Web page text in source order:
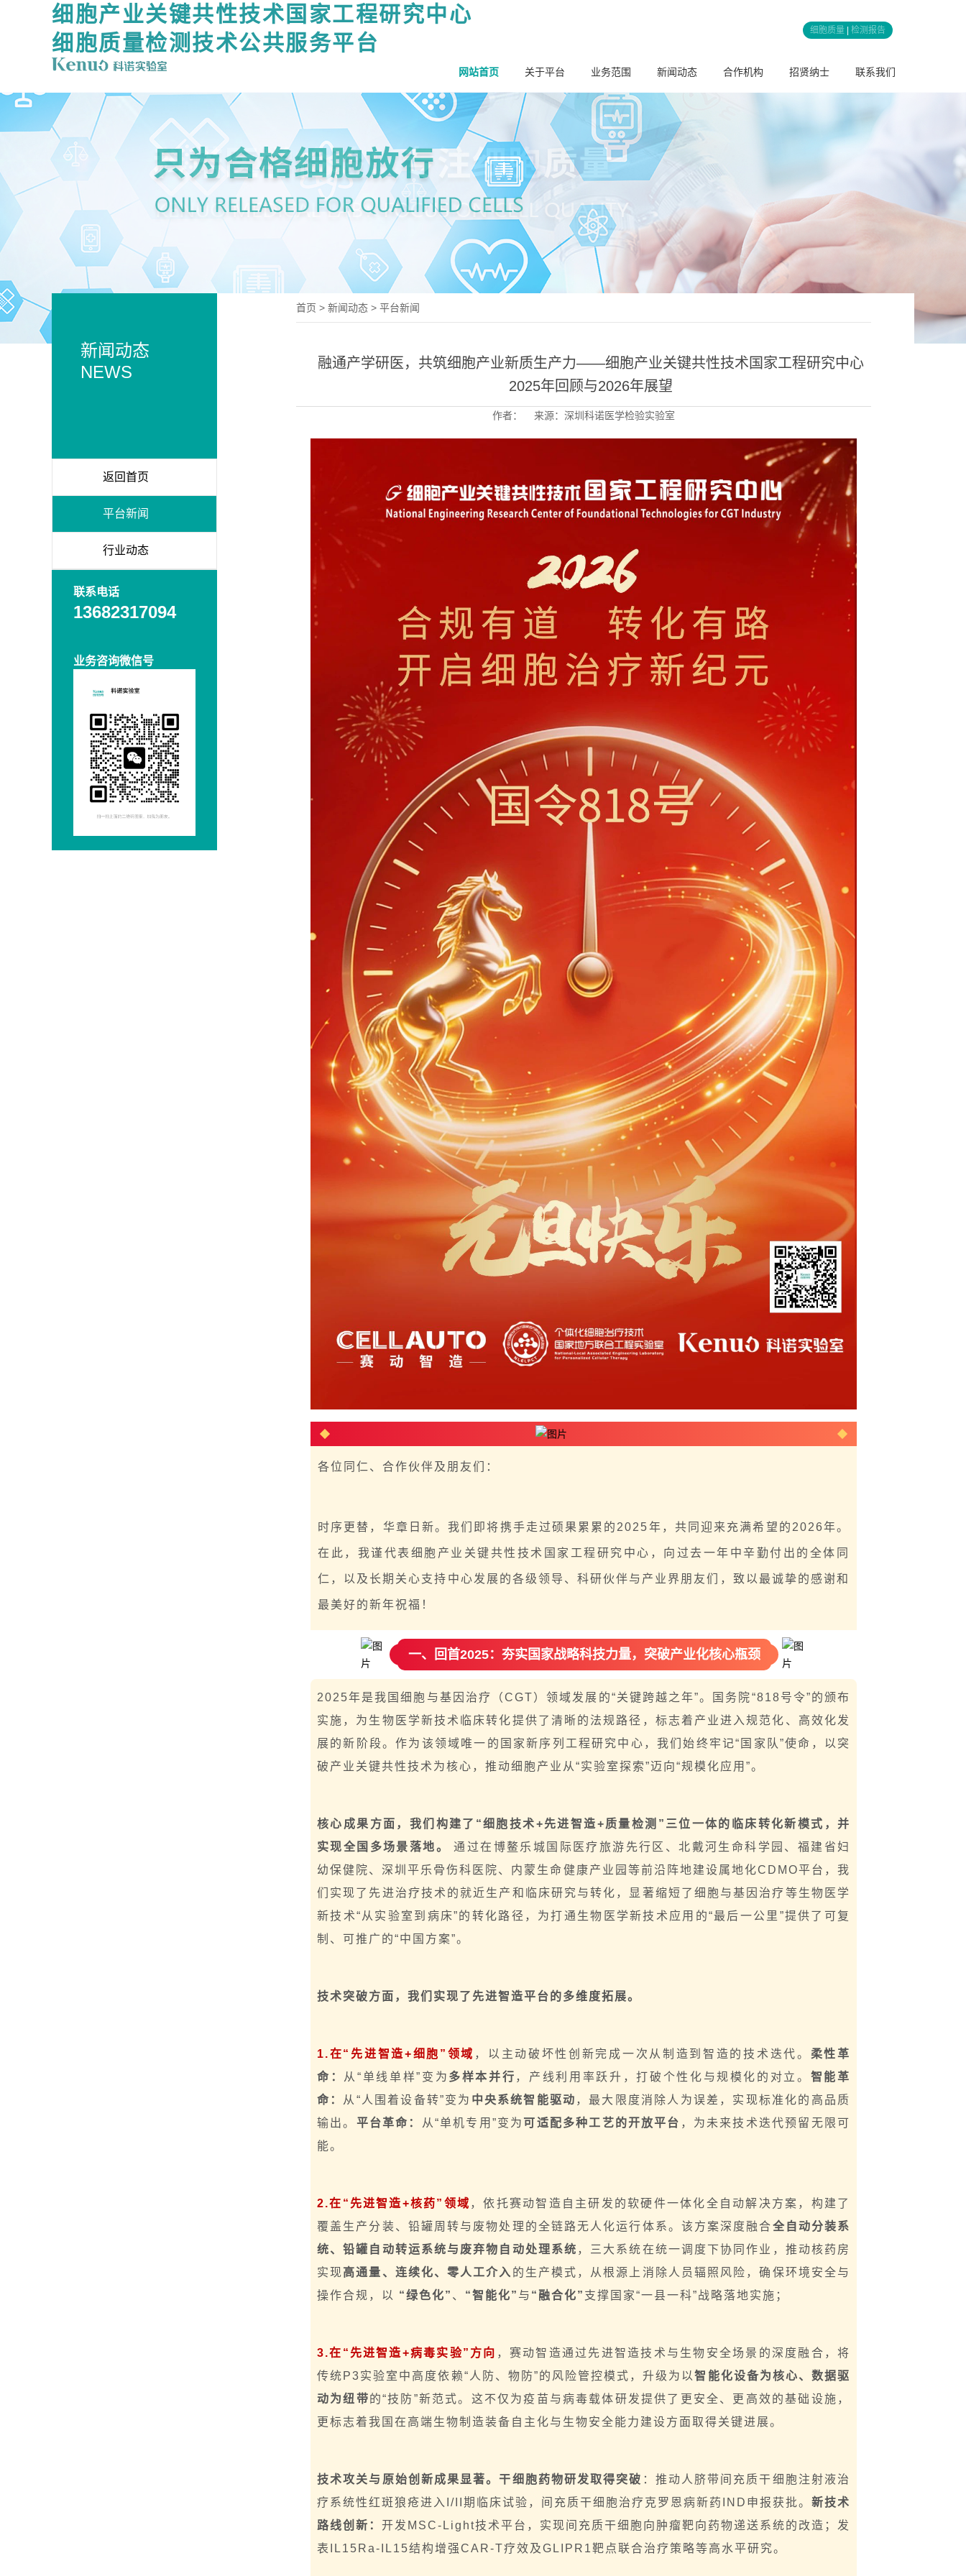
细胞产业关键共性技术国家工程研究中心
细胞质量检测技术公共服务平台
细胞质量 检测报告
网站首页 关于平台 业务范围 新闻动态 合作机构 招贤纳士 联系我们
新闻动态
NEWS
返回首页
平台新闻
行业动态
联系电话
13682317094
业务咨询微信号
首页 > 新闻动态 > 平台新闻
融通产学研医，共筑细胞产业新质生产力​——细胞产业关键共性技术国家工程研究中心
2025年回顾与2026年展望
作者： 来源：深圳科诺医学检验实验室
各位同仁、合作伙伴及朋友们：
时序更替，华章日新。我们即将携手走过硕果累累的2025年，共同迎来充满希望的2026年。
在此，我谨代表细胞产业关键共性技术国家工程研究中心，向过去一年中辛勤付出的全体同
仁，以及长期关心支持中心发展的各级领导、科研伙伴与产业界朋友们，致以最诚挚的感谢和
最美好的新年祝福！
一、回首2025：夯实国家战略科技力量，突破产业化核心瓶颈
2025年是我国细胞与基因治疗（CGT）领域发展的“关键跨越之年”。国务院“818号令”的颁布
实施，为生物医学新技术临床转化提供了清晰的法规路径，标志着产业进入规范化、高效化发
展的新阶段。作为该领域唯一的国家新序列工程研究中心，我们始终牢记“国家队”使命，以突
破产业关键共性技术为核心，推动细胞产业从“实验室探索”迈向“规模化应用”。
核心成果方面，我们构建了“细胞技术+先进智造+质量检测”三位一体的临床转化新模式，并
实现全国多场景落地。
通过在博鳌乐城国际医疗旅游先行区、北戴河生命科学园、福建省妇
幼保健院、深圳平乐骨伤科医院、内蒙生命健康产业园等前沿阵地建设属地化CDMO平台，我
们实现了先进治疗技术的就近生产和临床研究与转化，显著缩短了细胞与基因治疗等生物医学
新技术“从实验室到病床”的转化路径，为打通生物医学新技术应用的“最后一公里”提供了可复
制、可推广的“中国方案”。
技术突破方面，我们实现了先进智造平台的多维度拓展。
1.在“先进智造+细胞” 领域 ，以主动破坏性创新完成一次从制造到智造的技术迭代。 柔性革
命： 从“单线单样”变为 多样本并行 ，产线利用率跃升，打破个性化与规模化的对立。 智能革
命： 从“人围着设备转”变为 中央系统智能驱动 ，最大限度消除人为误差，实现标准化的高品质
输出。 平台革命： 从“单机专用”变为 可适配多种工艺的开放平台 ，为未来技术迭代预留无限可
能。
2.在 “先进智造+核药” 领域 ，依托赛动智造自主研发的软硬件一体化全自动解决方案，构建了
覆盖生产分装、铅罐周转与废物处理的全链路无人化运行体系。该方案深度融合全自动分装系
统、铅罐自动转运系统与废弃物自动处理系统 ，三大系统在统一调度下协同作业，推动核药房
实现高通量、连续化、零人工介入 的生产模式，从根源上消除人员辐照风险，确保环境安全与
操作合规，以 “绿色化” 、 “智能化” 与 “融合化” 支撑国家“一县一科”战略落地实施；
3.在 “先进智造+病毒实验” 方向 ，赛动智造通过先进智造技术与生物安全场景的深度融合，将
传统 P3实验室 中高度依赖“人防、物防”的风险管控模式，升级为以智能化设备为核心、数据驱
动为纽带的“技防”新范式。这不仅为疫苗与病毒载体研发提供了更安全、更高效的基础设施，
更标志着我国在高端生物制造装备自主化与生物安全能力建设方面取得关键进展。
技术攻关与原始创新成果显著。干细胞药物研发取得突破 ：推动人脐带间充质干细胞注射液治
疗系统性红斑狼疮进入I/II期临床试验，间充质干细胞治疗克罗恩病新药IND申报获批。 新技术
路线创新： 开发MSC-Light技术平台，实现间充质干细胞向肿瘤靶向药物递送系统的改造；发
表IL15Ra-IL15结构增强CAR-T疗效及GLIPR1靶点联合治疗策略等高水平研究。